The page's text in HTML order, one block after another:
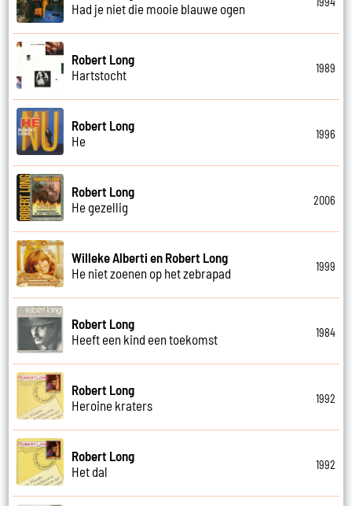
Had je niet die mooie blauwe ogen
Robert Long
Hartstocht
1989
Robert Long
He
1996
Robert Long
He gezellig
2006
Willeke Alberti en Robert Long
He niet zoenen op het zebrapad
1999
Robert Long
Heeft een kind een toekomst
1984
Robert Long
Heroine kraters
1992
Robert Long
Het dal
1992